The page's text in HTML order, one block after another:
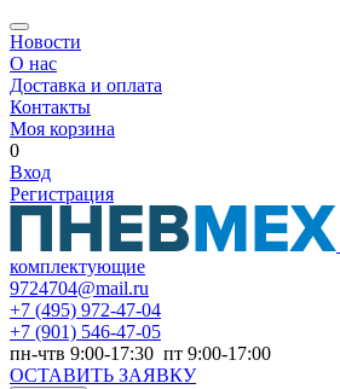
Новости
О нас
Доставка и оплата
Контакты
Моя корзина
0
Вход
Регистрация
комплектующие
9724704@mail.ru
+7 (495) 972-47-04
+7 (901) 546-47-05
пн-чтв 9:00-17:30 пт 9:00-17:00
ОСТАВИТЬ ЗАЯВКУ